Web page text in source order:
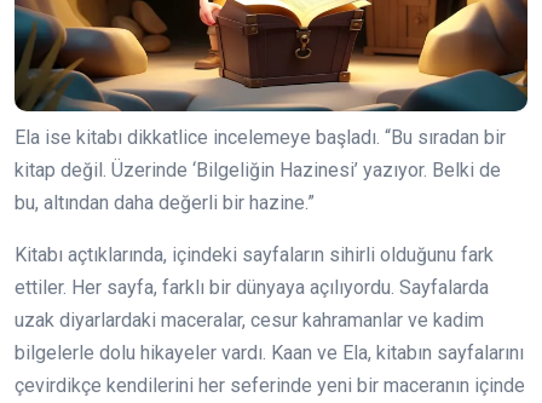
Ela ise kitabı dikkatlice incelemeye başladı. “Bu sıradan bir
kitap değil. Üzerinde ‘Bilgeliğin Hazinesi’ yazıyor. Belki de
bu, altından daha değerli bir hazine.”
Kitabı açtıklarında, içindeki sayfaların sihirli olduğunu fark
ettiler. Her sayfa, farklı bir dünyaya açılıyordu. Sayfalarda
uzak diyarlardaki maceralar, cesur kahramanlar ve kadim
bilgelerle dolu hikayeler vardı. Kaan ve Ela, kitabın sayfalarını
çevirdikçe kendilerini her seferinde yeni bir maceranın içinde